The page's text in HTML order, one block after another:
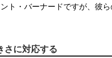
ト・バーナードですが、彼
さに対応する